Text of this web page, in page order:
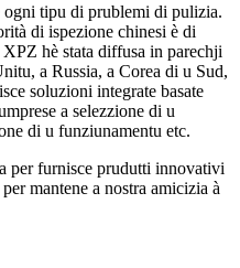
ogni tipu di prublemi di pulizia.
di ispezione chinesi è di
hè stata diffusa in parechji
a Russia, a Corea di u Sud,
soluzioni integrate basate
a selezzione di u
di u funziunamentu etc.
per furnisce prudutti innovativi
mantene a nostra amicizia à